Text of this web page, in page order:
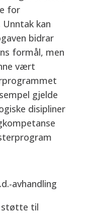
for
kan
bidrar
formål, men
vært
gjelde
disipliner
avhandling
støtte til